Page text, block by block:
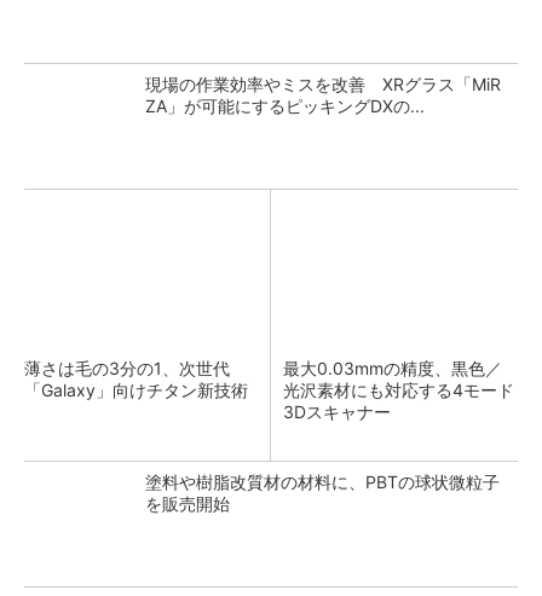
現場の作業効率やミスを改善 XRグラス「MiR
ZA」が可能にするピッキングDXの...
薄さは毛の3分の1、次世代
「Galaxy」向けチタン新技術
最大0.03mmの精度、黒色／
光沢素材にも対応する4モード
3Dスキャナー
塗料や樹脂改質材の材料に、PBTの球状微粒子
を販売開始